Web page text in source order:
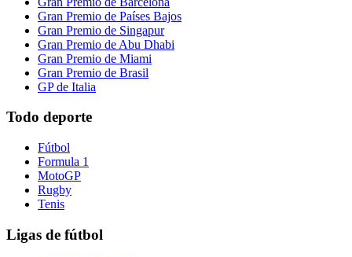
Gran Premio de Países Bajos
Gran Premio de Singapur
Gran Premio de Abu Dhabi
Gran Premio de Miami
Gran Premio de Brasil
GP de Italia
Todo deporte
Fútbol
Formula 1
MotoGP
Rugby
Tenis
Ligas de fútbol